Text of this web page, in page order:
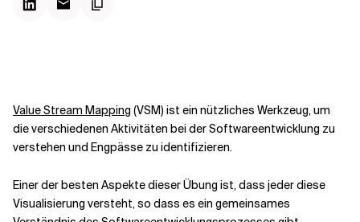
Value Stream Mapping (VSM) ist ein nützliches Werkzeug, um
die verschiedenen Aktivitäten bei der Softwareentwicklung zu
verstehen und Engpässe zu identifizieren.
Einer der besten Aspekte dieser Übung ist, dass jeder diese
Visualisierung versteht, so dass es ein gemeinsames